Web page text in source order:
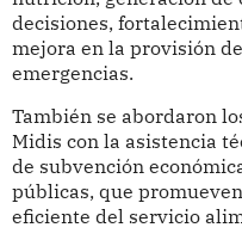
decisiones,
mejora en la provisión
emergencias.
También se abordaron
Midis con la asistencia
de subvención
públicas, que
eficiente del servicio